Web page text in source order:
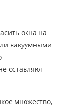
окна на
вакуумными
оставляют
множество,